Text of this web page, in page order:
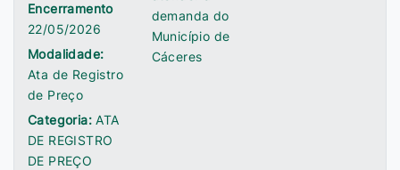
Encerramento
22/05/2026
Modalidade:
Ata de Registro
de Preço
Categoria:ATA
DE REGISTRO
DE PREÇO
demanda do
Município de
Cáceres